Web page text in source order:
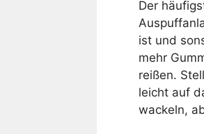
Der
ist und
mehr
reißen.
leicht auf
wackeln,